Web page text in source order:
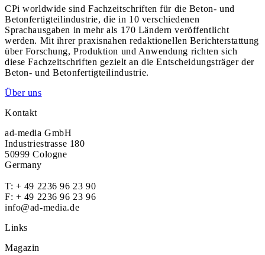
CPi worldwide sind Fachzeitschriften für die Beton- und
Betonfertigteilindustrie, die in 10 verschiedenen
Sprachausgaben in mehr als 170 Ländern veröffentlicht
werden. Mit ihrer praxisnahen redaktionellen Berichterstattung
über Forschung, Produktion und Anwendung richten sich
diese Fachzeitschriften gezielt an die Entscheidungsträger der
Beton- und Betonfertigteilindustrie.
Über uns
Kontakt
ad-media GmbH
Industriestrasse 180
50999 Cologne
Germany
T: + 49 2236 96 23 90
F: + 49 2236 96 23 96
info@ad-media.de
Links
Magazin